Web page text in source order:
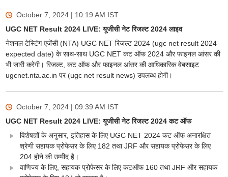
October 7, 2024 | 10:19 AM IST
UGC NET Result 2024 LIVE: यूजीसी नेट रिजल्ट 2024 लाइव
नेशनल टेस्टिंग एजेंसी (NTA) UGC NET रिजल्ट 2024 (ugc net result 2024
expected date) के साथ-साथ UGC NET कट ऑफ 2024 और फाइनल आंसर की
भी जारी करेगी। रिजल्ट, कट ऑफ और फाइनल आंसर की आधिकारिक वेबसाइट
ugcnet.nta.ac.in पर (ugc net result news) उपलब्ध होगी।
October 7, 2024 | 09:39 AM IST
UGC NET Result 2024 LIVE: यूजीसी नेट रिजल्ट 2024 कट ऑफ
विशेषज्ञों के अनुसार, इतिहास के लिए UGC NET 2024 कट ऑफ अनारक्षित
श्रेणी सहायक प्रोफेसर के लिए 182 तथा JRF और सहायक प्रोफेसर के लिए
204 होने की उम्मीद है।
वाणिज्य के लिए, सहायक प्रोफेसर के लिए कटऑफ 160 तथा JRF और सहायक